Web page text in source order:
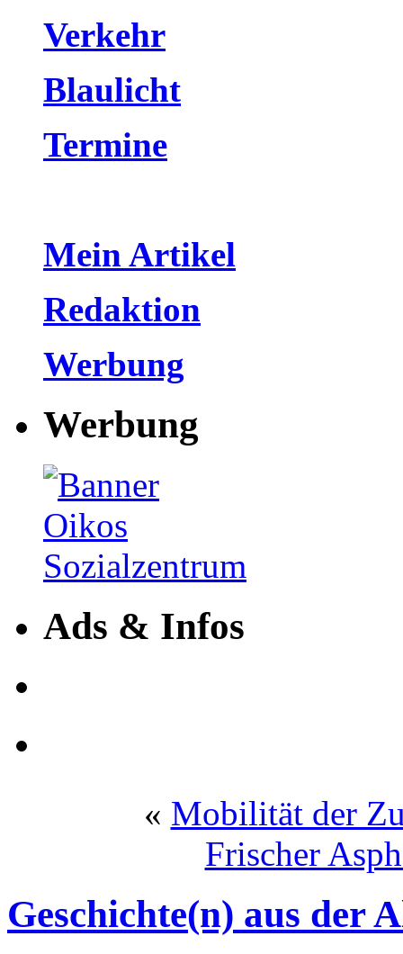
Verkehr
Blaulicht
Termine
Mein Artikel
Redaktion
Werbung
Werbung
Ads & Infos
« Mobilität der
Frischer
Geschichte(n) aus der